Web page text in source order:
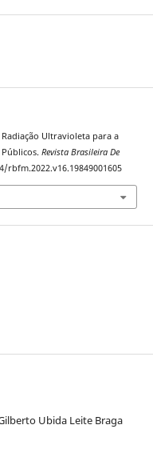
Ultravioleta para a
Revista Brasileira De
Ubida Leite Braga